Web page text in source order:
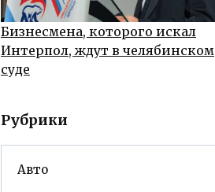
Бизнесмена, которого искал
Интерпол, ждут в челябинском
суде
Рубрики
Авто